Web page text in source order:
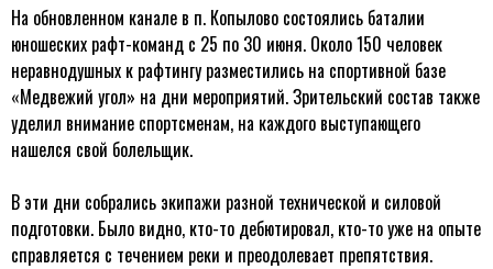
На обновленном канале в п. Копылово состоялись баталии
юношеских рафт-команд с 25 по 30 июня. Около 150 человек
неравнодушных к рафтингу разместились на спортивной базе
«Медвежий угол» на дни мероприятий. Зрительский состав также
уделил внимание спортсменам, на каждого выступающего
нашелся свой болельщик.
В эти дни собрались экипажи разной технической и силовой
подготовки. Было видно, кто-то дебютировал, кто-то уже на опыте
справляется с течением реки и преодолевает препятствия.